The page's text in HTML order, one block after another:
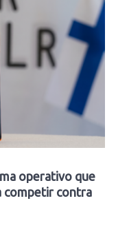
operativo que
competir contra